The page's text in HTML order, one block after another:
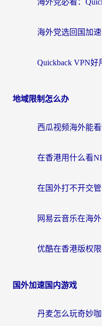
地域限制怎么办
国外加速国内游戏